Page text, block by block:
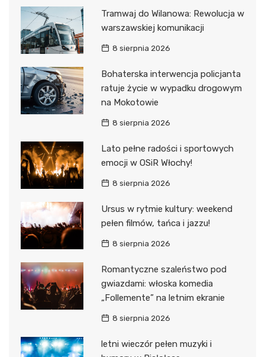
Tramwaj do Wilanowa: Rewolucja w
warszawskiej komunikacji
8 sierpnia 2026
Bohaterska interwencja policjanta
ratuje życie w wypadku drogowym
na Mokotowie
8 sierpnia 2026
Lato pełne radości i sportowych
emocji w OSiR Włochy!
8 sierpnia 2026
Ursus w rytmie kultury: weekend
pełen filmów, tańca i jazzu!
8 sierpnia 2026
Romantyczne szaleństwo pod
gwiazdami: włoska komedia
„Follemente” na letnim ekranie
8 sierpnia 2026
letni wieczór pełen muzyki i